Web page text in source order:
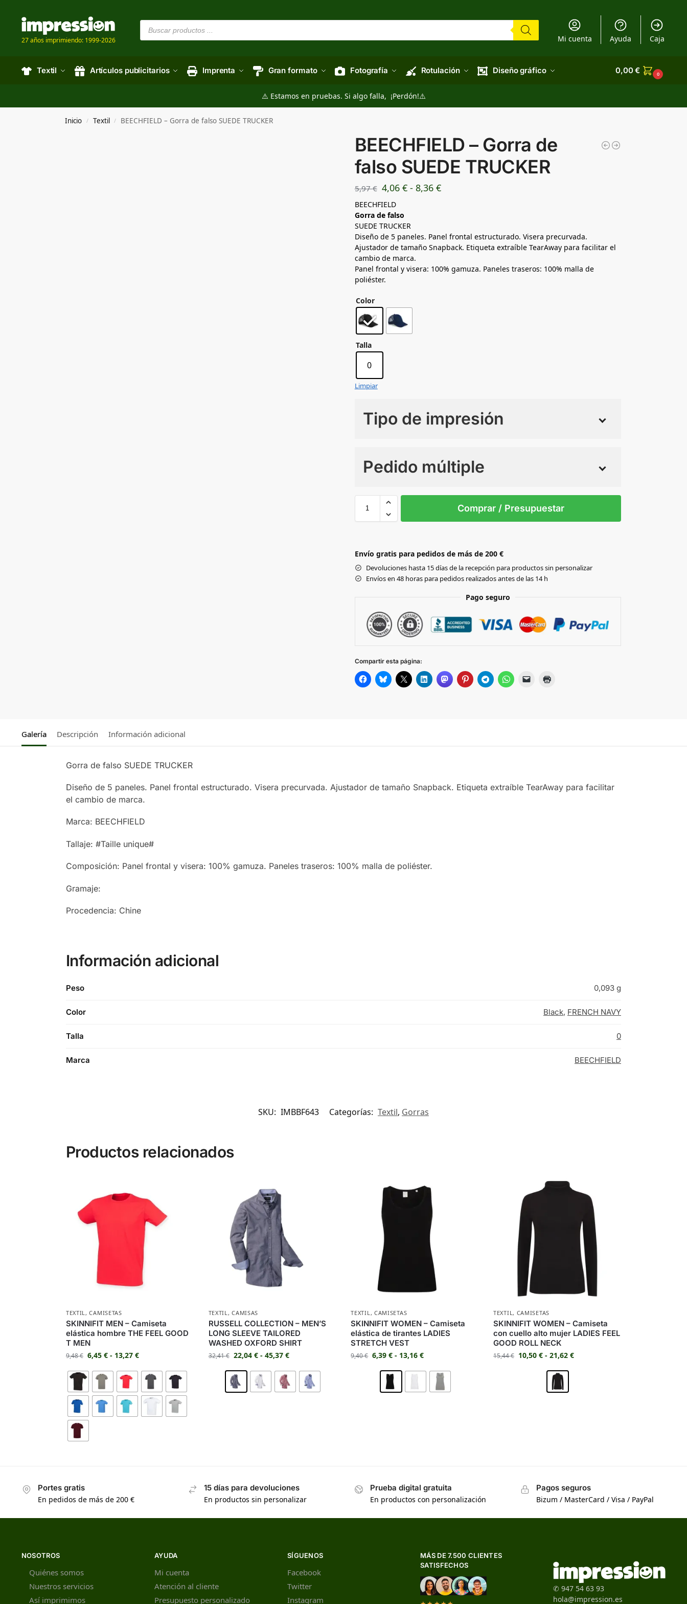
27 años imprimiendo: 1999-2026 Mi cuenta Ayuda Caja
Textil Artículos publicitarios Imprenta Gran formato Fotografía Rotulación Diseño gráfico 0,00€ 0
⚠️ Estamos en pruebas. Si algo falla, ¡Perdón!⚠️
Inicio / Textil / BEECHFIELD – Gorra de falso SUEDE TRUCKER
BEECHFIELD – Gorra de
falso SUEDE TRUCKER
5,97€ 4,06 € - 8,36 €
BEECHFIELD
Gorra de falso
SUEDE TRUCKER
Diseño de 5 paneles. Panel frontal estructurado. Visera precurvada.
Ajustador de tamaño Snapback. Etiqueta extraíble TearAway para facilitar el
cambio de marca.
Panel frontal y visera: 100% gamuza. Paneles traseros: 100% malla de
poliéster.
Color
Talla
0
Limpiar
Tipo de impresión
Pedido múltiple
Black
FRENCH NAVY
Comprar / Presupuestar
Envío gratis para pedidos de más de 200 €
Devoluciones hasta 15 días de la recepción para productos sin personalizar
Envíos en 48 horas para pedidos realizados antes de las 14 h
Pago seguro
Compartir esta página:
Galería Descripción Información adicional
Gorra de falso SUEDE TRUCKER
Diseño de 5 paneles. Panel frontal estructurado. Visera precurvada. Ajustador de tamaño Snapback. Etiqueta extraíble TearAway para facilitar
el cambio de marca.
Marca: BEECHFIELD
Tallaje: #Taille unique#
Composición: Panel frontal y visera: 100% gamuza. Paneles traseros: 100% malla de poliéster.
Gramaje:
Procedencia: Chine
Información adicional
Peso 0,093 g
Color Black, FRENCH NAVY
Talla 0
Marca BEECHFIELD
SKU: IMBBF643 Categorías: Textil, Gorras
Productos relacionados
TEXTIL,CAMISETAS
SKINNIFIT MEN – Camiseta
elástica hombre THE FEEL GOOD
T MEN
9,48€ 6,45 € - 13,27 €
TEXTIL,CAMISAS
RUSSELL COLLECTION – MEN’S
LONG SLEEVE TAILORED
WASHED OXFORD SHIRT
32,41€ 22,04 € - 45,37 €
TEXTIL, CAMISETAS
SKINNIFIT WOMEN – Camiseta
elástica de tirantes LADIES
STRETCH VEST
9,40€ 6,39€ - 13,16€
TEXTIL, CAMISETAS
SKINNIFIT WOMEN – Camiseta
con cuello alto mujer LADIES FEEL
GOOD ROLL NECK
15,44€ 10,50€ - 21,62€
Portes gratis
En pedidos de más de 200 €
15 días para devoluciones
En productos sin personalizar
Prueba digital gratuita
En productos con personalización
Pagos seguros
Bizum / MasterCard / Visa / PayPal
NOSOTROS
Quiénes somos
Nuestros servicios
Así imprimimos
AYUDA
Mi cuenta
Atención al cliente
Presupuesto personalizado
SÍGUENOS
Facebook
Twitter
Instagram
MÁS DE 7.500 CLIENTES
SATISFECHOS
✆ 947 54 63 93
hola@impression.es